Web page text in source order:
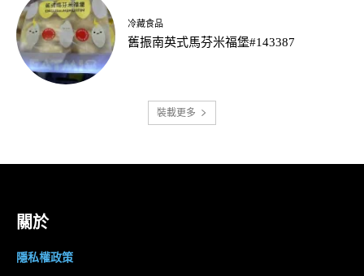
冷藏食品
舊振南英式馬芬米福堡#143387
裝載更多
關於
隱私權政策